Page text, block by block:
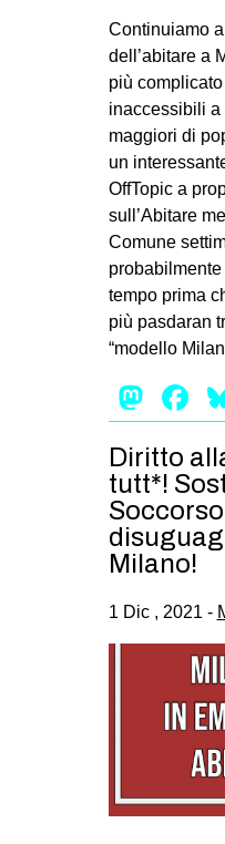
Continuiamo
dell’abitare a
più
inaccessibili a
maggiori di
un
OffTopic a
sull’Abitare
Comune
tempo prima
più pasdaran
“modello
Diritto
tutt*!
Milano!
1 Dic , 2021 -